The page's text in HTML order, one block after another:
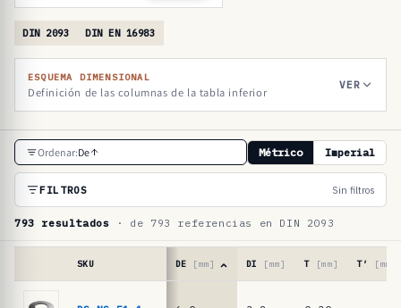
DIN 2093 DIN EN 16983
ESQUEMA DIMENSIONAL
Definición de las columnas de la tabla inferior
VER
T
a
l
a
Ordenar:De Métrico Imperial
FILTROS Sin filtros
793 resultados · de 793 referencias en DIN 2093
SKU DE [mm] DI [mm] T [mm] T′ [mm]